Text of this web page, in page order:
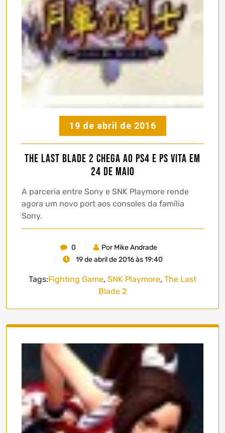
19 de abril de 2016
The Last Blade 2 chega ao PS4 e PS Vita em
24 de Maio
A parceria entre Sony e SNK Playmore rende
agora um novo port aos consoles da família
Sony.
0
Por Mike Andrade
19 de abril de 2016 às 19:40
Tags:Fighting Game, SNK Playmore, The Last
Blade 2